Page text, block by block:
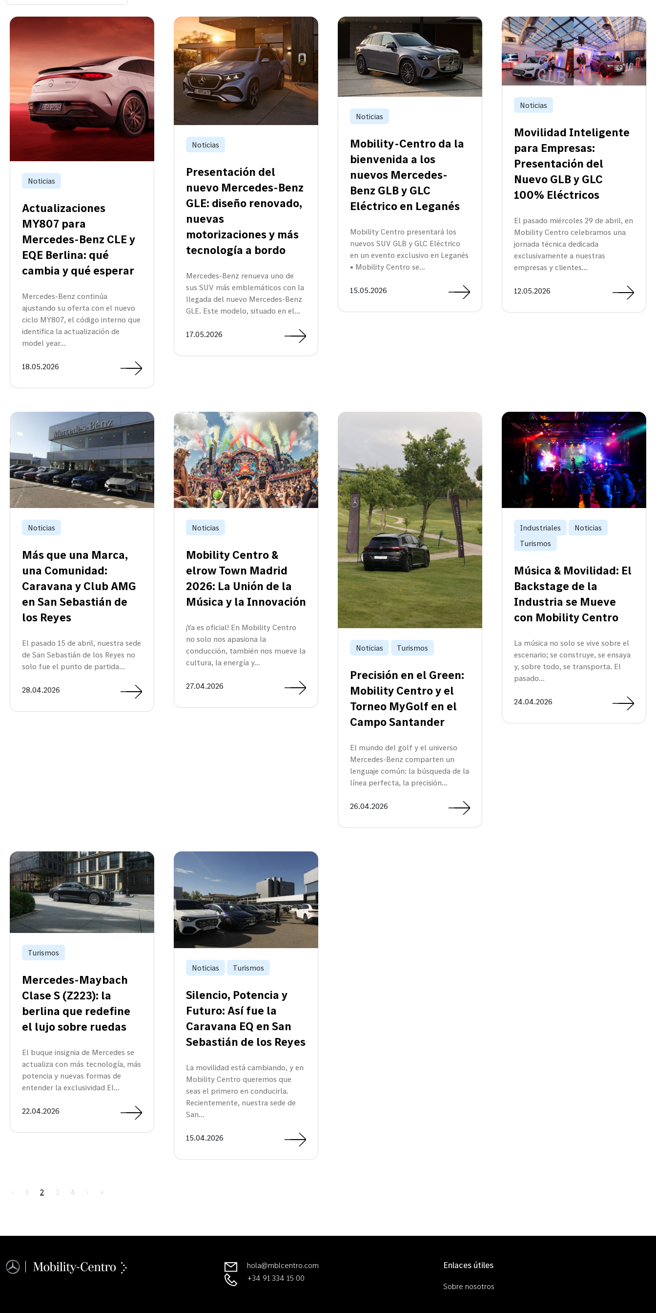
Noticias
Actualizaciones
MY807 para
Mercedes-Benz CLE y
EQE Berlina: qué
cambia y qué esperar
Mercedes-Benz continúa
ajustando su oferta con el nuevo
ciclo MY807, el código interno que
identifica la actualización de
model year…
18.05.2026
Noticias
Presentación del
nuevo Mercedes-Benz
GLE: diseño renovado,
nuevas
motorizaciones y más
tecnología a bordo
Mercedes-Benz renueva uno de
sus SUV más emblemáticos con la
llegada del nuevo Mercedes-Benz
GLE. Este modelo, situado en el…
17.05.2026
Noticias
Mobility-Centro da la
bienvenida a los
nuevos Mercedes-
Benz GLB y GLC
Eléctrico en Leganés
Mobility Centro presentará los
nuevos SUV GLB y GLC Eléctrico
en un evento exclusivo en Leganés
• Mobility Centro se…
15.05.2026
Noticias
Movilidad Inteligente
para Empresas:
Presentación del
Nuevo GLB y GLC
100% Eléctricos
El pasado miércoles 29 de abril, en
Mobility Centro celebramos una
jornada técnica dedicada
exclusivamente a nuestras
empresas y clientes…
12.05.2026
Noticias
Más que una Marca,
una Comunidad:
Caravana y Club AMG
en San Sebastián de
los Reyes
El pasado 15 de abril, nuestra sede
de San Sebastián de los Reyes no
solo fue el punto de partida…
28.04.2026
Noticias
Mobility Centro &
elrow Town Madrid
2026: La Unión de la
Música y la Innovación
¡Ya es oficial! En Mobility Centro
no solo nos apasiona la
conducción, también nos mueve la
cultura, la energía y…
27.04.2026
Noticias Turismos
Precisión en el Green:
Mobility Centro y el
Torneo MyGolf en el
Campo Santander
El mundo del golf y el universo
Mercedes-Benz comparten un
lenguaje común: la búsqueda de la
línea perfecta, la precisión…
26.04.2026
Industriales
Noticias
Turismos
Música & Movilidad: El
Backstage de la
Industria se Mueve
con Mobility Centro
La música no solo se vive sobre el
escenario; se construye, se ensaya
y, sobre todo, se transporta. El
pasado…
24.04.2026
Turismos
Mercedes-Maybach
Clase S (Z223): la
berlina que redefine
el lujo sobre ruedas
El buque insignia de Mercedes se
actualiza con más tecnología, más
potencia y nuevas formas de
entender la exclusividad El…
22.04.2026
Noticias Turismos
Silencio, Potencia y
Futuro: Así fue la
Caravana EQ en San
Sebastián de los Reyes
La movilidad está cambiando, y en
Mobility Centro queremos que
seas el primero en conducirla.
Recientemente, nuestra sede de
San…
15.04.2026
Page navigation
‹ Page
1 Current Page
2 Page
3 Page
4 › »
hola@mblcentro.com
+34 91 334 15 00
Enlaces útiles
Sobre nosotros